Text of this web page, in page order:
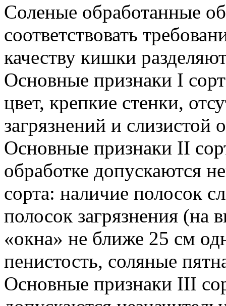
Соленые обработанные
соответствовать
качеству кишки
Основные признаки I
цвет, крепкие стенки,
загрязнений и слизистой
Основные признаки II
обработке допускаются
сорта: наличие полосок
полосок загрязнения (на
«окна» не ближе 25 см
пенистость, соляные
Основные признаки III